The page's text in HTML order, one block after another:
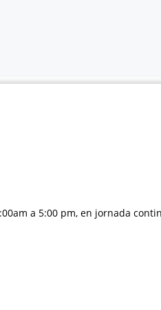
a 5:00 pm, en jornada